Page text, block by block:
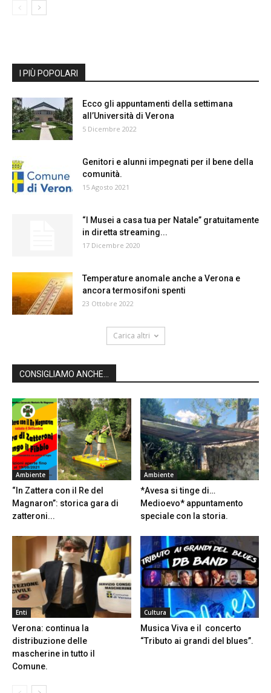
I PIÙ POPOLARI
Ecco gli appuntamenti della settimana
all’Università di Verona
5 Dicembre 2022
Genitori e alunni impegnati per il bene della
comunità.
15 Agosto 2021
“I Musei a casa tua per Natale” gratuitamente
in diretta streaming...
17 Dicembre 2020
Temperature anomale anche a Verona e
ancora termosifoni spenti
23 Ottobre 2022
Carica altri
CONSIGLIAMO ANCHE...
Ambiente
“In Zattera con il Re del
Magnaron”: storica gara di
zatteroni...
Ambiente
*Avesa si tinge di…
Medioevo* appuntamento
speciale con la storia.
Enti
Verona: continua la
distribuzione delle
mascherine in tutto il
Comune.
Cultura
Musica Viva e il concerto
“Tributo ai grandi del blues”.